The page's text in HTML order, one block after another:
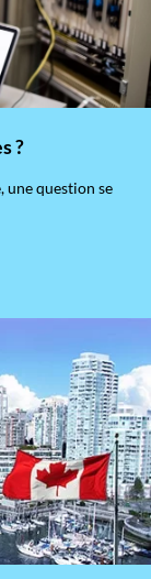
?
une question se